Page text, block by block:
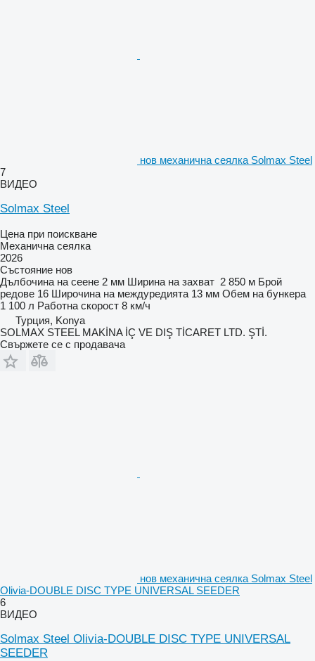
нов механична сеялка Solmax Steel
7
ВИДЕО
Solmax Steel
Цена при поискване
Механична сеялка
2026
Състояние нов
Дълбочина на сеене 2 мм Ширина на захват 2 850 м Брой
редове 16 Широчина на междуредията 13 мм Обем на бункера
1 100 л Работна скорост 8 км/ч
Турция, Konya
SOLMAX STEEL MAKİNA İÇ VE DIŞ TİCARET LTD. ŞTİ.
Свържете се с продавача
нов механична сеялка Solmax Steel
Olivia-DOUBLE DISC TYPE UNIVERSAL SEEDER
6
ВИДЕО
Solmax Steel Olivia-DOUBLE DISC TYPE UNIVERSAL
SEEDER